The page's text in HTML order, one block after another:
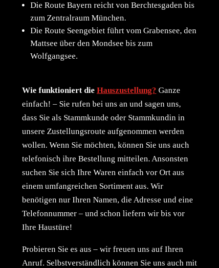
Die Route Bayern reicht von Berchtesgaden bis
zum Zentralraum München.
Die Route Seengebiet führt vom Grabensee, den
Mattsee über den Mondsee bis zum
Wolfgangsee.
Wie funktioniert die Hauszustellung? Ganze
einfach! – Sie rufen bei uns an und sagen uns,
dass Sie als Stammkunde oder Stammkundin in
unsere Zustellungsroute aufgenommen werden
wollen. Wenn Sie möchten, können Sie uns auch
telefonisch ihre Bestellung mitteilen. Ansonsten
suchen Sie sich Ihre Waren einfach vor Ort aus
einem umfangreichen Sortiment aus. Wir
benötigen nur Ihren Namen, die Adresse und eine
Telefonnummer – und schon liefern wir bis vor
Ihre Haustüre!
Probieren Sie es aus – wir freuen uns auf Ihren
Anruf. Selbstverständlich können Sie uns auch mit